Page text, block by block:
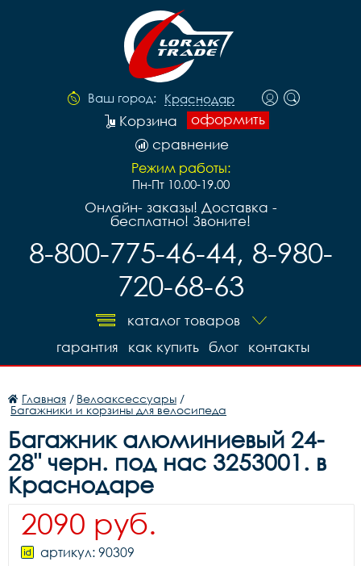
Ваш город: Краснодар
оформить
Корзина
сравнение
Режим работы:
Пн-Пт 10.00-19.00
Онлайн- заказы! Доставка -
бесплатно! Звоните!
8-800-775-46-44, 8-980-
720-68-63
каталог товаров
контакты
блог
как купить
гарантия
Главная / Велоаксессуары /
Багажники и корзины для велосипеда
Багажник алюминиевый 24-
28" черн. под нас 3253001. в
Краснодаре
2090 руб.
артикул: 90309